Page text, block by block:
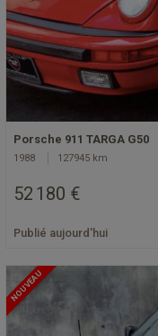
Porsche 911 TARGA G50
1988 127945 km
52 180 €
Publié aujourd'hui
NOUVEAU